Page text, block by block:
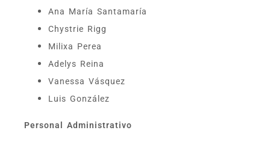
Ana María Santamaría
Chystrie Rigg
Milixa Perea
Adelys Reina
Vanessa Vásquez
Luis González
Personal Administrativo